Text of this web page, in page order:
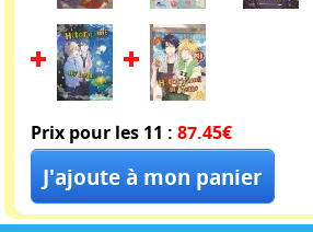
Prix pour les 11 : 87.45€